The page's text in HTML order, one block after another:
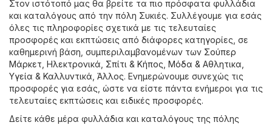
Στον ιστότοπό μας θα βρείτε τα πιο πρόσφατα φυλλάδια
και καταλόγους από την πόλη Συκιές. Συλλέγουμε για εσάς
όλες τις πληροφορίες σχετικά με τις τελευταίες
προσφορές και εκπτώσεις από διάφορες κατηγορίες, σε
καθημερινή βάση, συμπεριλαμβανομένων των Σούπερ
Μάρκετ Hλεκτρονικά Σπίτι & Κήπος Μόδα & Aθλητικα
Υγεία & Καλλυντικά Άλλος. Ενημερώνουμε συνεχώς τις
προσφορές για εσάς, ώστε να είστε πάντα ενήμεροι για τις
τελευταίες εκπτώσεις και ειδικές προσφορές.
Δείτε κάθε μέρα φυλλάδια και καταλόγους της πόλης